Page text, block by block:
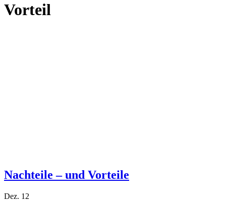
Vorteil
Nachteile – und Vorteile
Dez. 12